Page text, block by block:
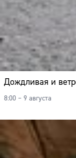
Дождливая и
8:00 – 9 августа